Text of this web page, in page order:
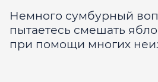
Немного сумбурный
пытаетесь смешать
при помощи многих